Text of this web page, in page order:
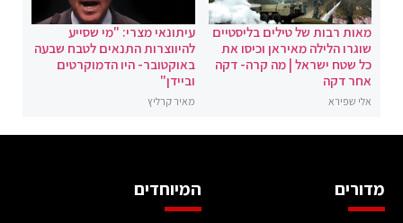
מאות רבות של טילים בליסטיים
שוגרו הלילה מאיראן וכיסו את
כל שטח ישראל | מה קרה- דקה
אחר דקה
אלי שפירא
עיתונאי מצרי: "מי שסייע
להיווצרות התנאים לטבח שבעה
באוקטובר- היו הדמוקרטים
וביידן"
מאיר קרליץ
מדורים המיוחדים